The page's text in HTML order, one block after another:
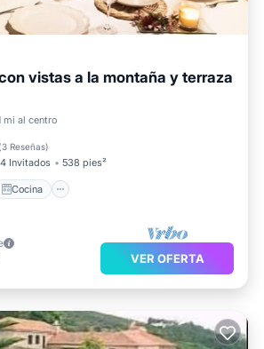
vistas a la montaña y terraza
mi al centro
(3 Reseñas)
4 Invitados 538 pies²
Cocina
mascotas
VER OFERTA